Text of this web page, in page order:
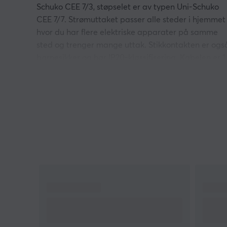
Schuko CEE 7/3, støpselet er av typen Uni-Schuko
CEE 7/7. Strømuttaket passer alle steder i hjemmet
hvor du har flere elektriske apparater på samme